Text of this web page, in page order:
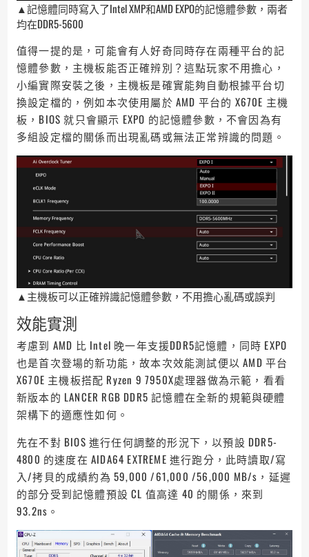
▲記憶體同時寫入了Intel XMP和AMD EXPO的記憶體參數，兩者
均在DDR5-5600
值得一提的是，可能會有人好奇同時存在兩種平台的記
憶體參數，主機板能否正確辨別？這點玩家不用擔心，
小編實際安裝之後，主機板是確實能夠自動根據平台切
換設定檔的，例如本次使用屬於 AMD 平台的 X670E 主機
板，BIOS 就只會顯示 EXPO 的記憶體參數，不會因為有
多組設定檔的關係而出現亂碼或無法正常辨識的問題。
▲主機板可以正確辨識記憶體參數，不用擔心亂碼或誤判
效能實測
考慮到 AMD 比 Intel 晚一年支援DDR5記憶體，同時 EXPO
也是首次登場的新功能，故本次效能測試便以 AMD 平台
X670E 主機板搭配 Ryzen 9 7950X處理器做為示範，看看
新版本的 LANCER RGB DDR5 記憶體在全新的規範與硬體
架構下的適應性如何。
先在不對 BIOS 進行任何調整的形況下，以預設 DDR5-
4800 的速度在 AIDA64 EXTREME 進行跑分，此時讀取/寫
入/拷貝的成績約為 59,000 /61,000 /56,000 MB/s，延遲
的部分受到記憶體預設 CL 值高達 40 的關係，來到
93.2ns。